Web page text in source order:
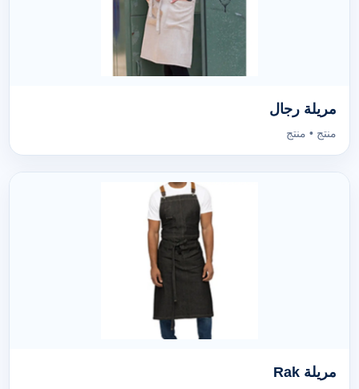
مريلة رجال
منتج • منتج
مريلة Rak